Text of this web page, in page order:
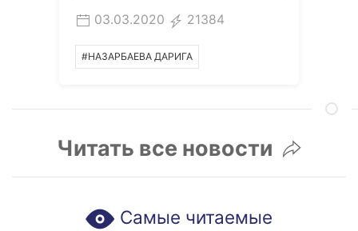
03.03.2020 21384
#НАЗАРБАЕВА ДАРИГА
Читать все новости
Самые читаемые